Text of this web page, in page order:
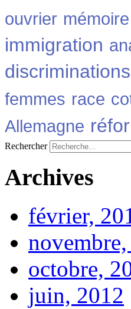
ouvrier mémoire
immigration
discriminations
femmes race
Allemagne
Rechercher
Archives
février,
octobre,
juin, 2012